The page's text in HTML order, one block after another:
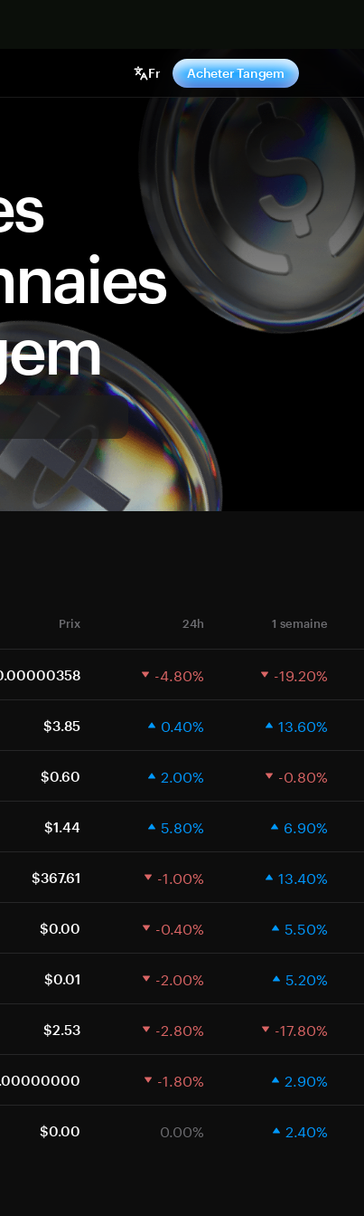
Fr Acheter Tangem
Prix 24h 1 semaine
-4.80% -19.20%
$3.85 0.40% 13.60%
$0.60 2.00% -0.80%
$1.44 5.80% 6.90%
$367.61 -1.00% 13.40%
$0.00 -0.40% 5.50%
$0.01 -2.00% 5.20%
$2.53 -2.80% -17.80%
-1.80% 2.90%
$0.00 0.00% 2.40%